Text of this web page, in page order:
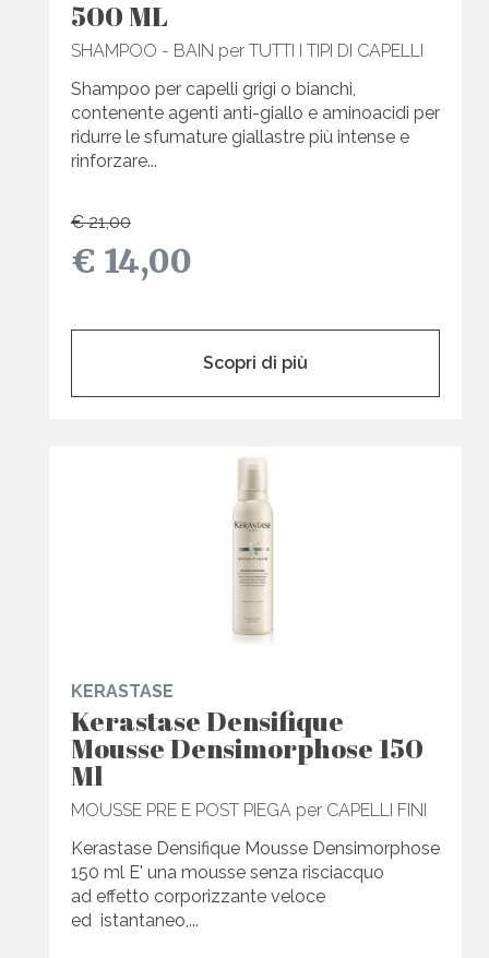
500 ML
SHAMPOO - BAIN per TUTTI I TIPI DI CAPELLI
Shampoo per capelli grigi o bianchi,
contenente agenti anti-giallo e aminoacidi per
ridurre le sfumature giallastre più intense e
rinforzare...
€ 21,00
€ 14,00
Scopri di più
KERASTASE
Kerastase Densifique
Mousse Densimorphose 150
Ml
MOUSSE PRE E POST PIEGA per CAPELLI FINI
Kerastase Densifique Mousse Densimorphose
150 ml E' una mousse senza risciacquo
ad effetto corporizzante veloce
ed istantaneo,...